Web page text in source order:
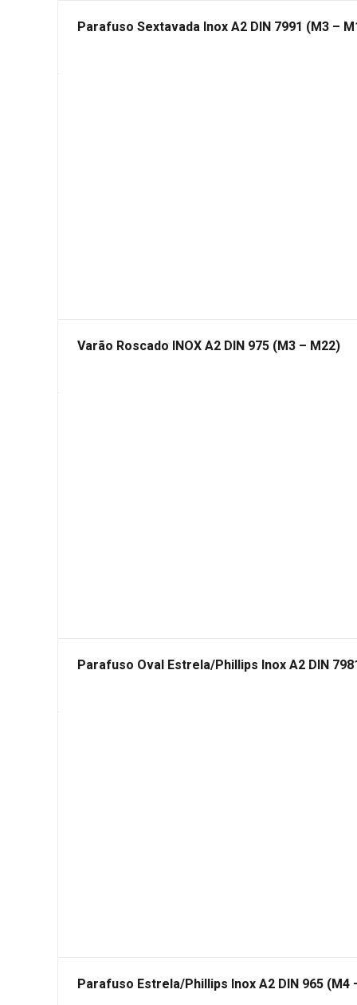
Parafuso Sextavada Inox A2 DIN 7991 (M3 –
Varão Roscado INOX A2 DIN 975 (M3 – M22)
Parafuso Oval Estrela/Phillips Inox A2 DIN
Parafuso Estrela/Phillips Inox A2 DIN 965 (M4